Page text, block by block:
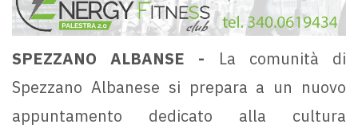
SPEZZANO ALBANSE - La comunità di
Spezzano Albanese si prepara a un nuovo
appuntamento dedicato alla cultura